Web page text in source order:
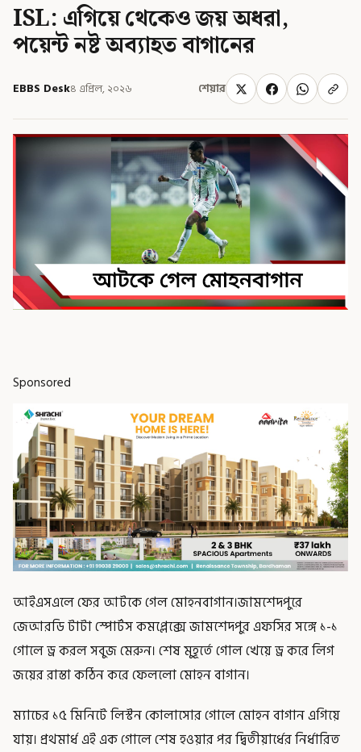
ISL: এগিয়ে থেকেও জয় অধরা,
পয়েন্ট নষ্ট অব্যাহত বাগানের
EBBS Desk৪ এপ্রিল, ২০২৬ শেয়ার
Sponsored
আইএসএলে ফের আটকে গেল মোহনবাগান।জামশেদপুরে
জেআরডি টাটা স্পোর্টস কমপ্লেক্সে জামশেদপুর এফসির সঙ্গে ১-১
গোলে ড্র করল সবুজ মেরুন। শেষ মুহূর্তে গোল খেয়ে ড্র করে লিগ
জয়ের রাস্তা কঠিন করে ফেললো মোহন বাগান।
ম্যাচের ১৫ মিনিটে লিস্টন কোলাসোর গোলে মোহন বাগান এগিয়ে
যায়। প্রথমার্ধ এই এক গোলে শেষ হওয়ার পর দ্বিতীয়ার্ধের নির্ধারিত